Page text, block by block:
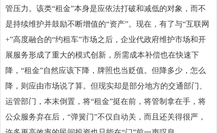
管压力。该类“租金”本身是应依法打破和减低的对象，而不
是持续维护并鼓励不断增值的“资产”。现在，有了与“互联网
+”高度融合的“约租车”市场之后，企业代政府维护市场和开
展服务形成了重大的模式创新，所需成本补偿也在快速下
降，“租金”自然应该下降，牌照也当贬值。但降多少，怎么
降，则应由市场说了算。但现实却是部分地方的交通部门、
运管部门，本末倒置，将“租金”挺在前，将管制拿在手，将
公众服务弃在后，“弹簧门”不仅自动关，而且还关得很严，